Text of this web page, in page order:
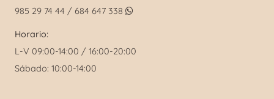
985 29 74 44 / 684 647 338
Horario:
L-V 09:00-14:00 / 16:00-20:00
Sábado: 10:00-14:00